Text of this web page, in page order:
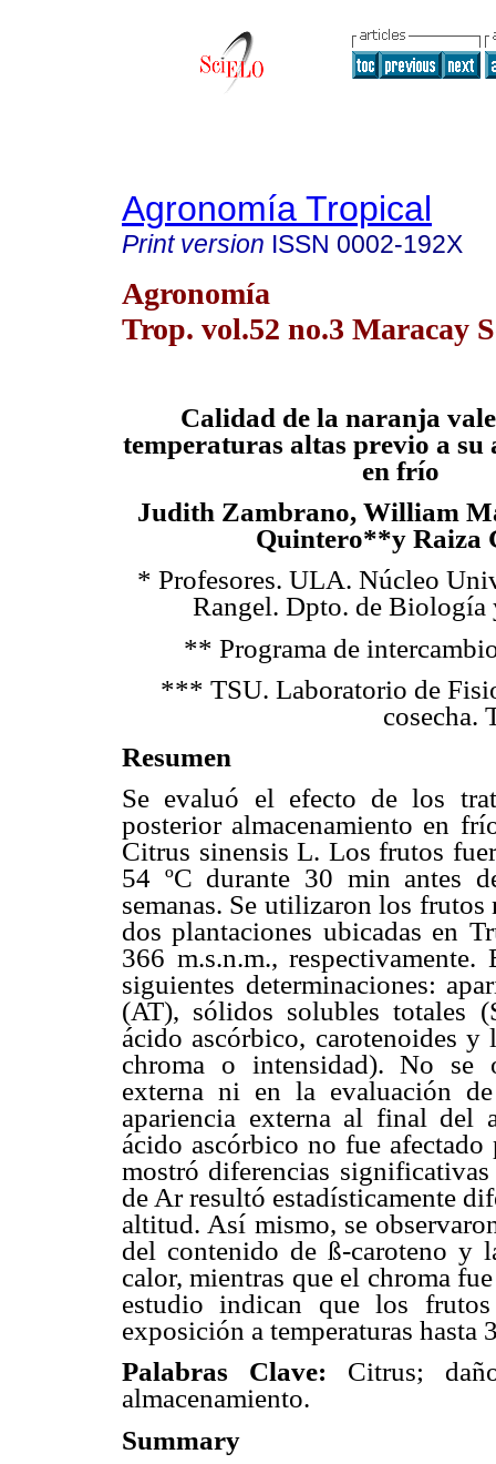
Agronomía Tropical
Print version ISSN 0002-192X
Agronomía
Trop. vol.52 no.3 Maracay
Calidad de la naranja
temperaturas altas previo a su
en frío
Judith Zambrano, William
Quintero**y Raiza
* Profesores. ULA. Núcleo
Rangel. Dpto. de Biología
** Programa de
*** TSU. Laboratorio de
cosecha.
Resumen
Se evaluó el efecto de los
posterior almacenamiento en
Citrus sinensis L. Los frutos
54 ºC durante 30 min antes
semanas. Se utilizaron los
dos plantaciones ubicadas en
366 m.s.n.m.,
siguientes determinaciones:
(AT), sólidos solubles totales
ácido ascórbico, carotenoides
chroma o intensidad). No se
externa ni en la evaluación
apariencia externa al final del
ácido ascórbico no fue
mostró diferencias
de Ar resultó estadísticamente
altitud. Así mismo, se
del contenido de ß-caroteno y
calor, mientras que el chroma
estudio indican que los
exposición a temperaturas hasta
Palabras Clave: Citrus;
almacenamiento.
Summary